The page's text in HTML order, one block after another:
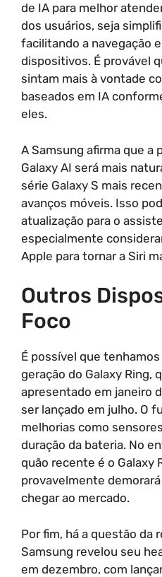
de IA para melhor
dos usuários, seja
facilitando a navegação
dispositivos. É provável
sintam mais à vontade
baseados em IA
eles.
A Samsung afirma que a
Galaxy AI será mais
série Galaxy S mais
avanços móveis. Isso
atualização para o
especialmente
Apple para tornar a Siri
Outros
Foco
É possível que
geração do Galaxy Ring,
apresentado em janeiro
ser lançado em julho. O
melhorias como
duração da bateria. No
quão recente é o Galaxy
provavelmente
chegar ao mercado.
Por fim, há a questão da
Samsung revelou seu
em dezembro, com